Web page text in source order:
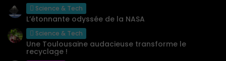
Science & Tech
L’étonnante odyssée de la NASA
Science & Tech
Une Toulousaine audacieuse transforme le
recyclage !